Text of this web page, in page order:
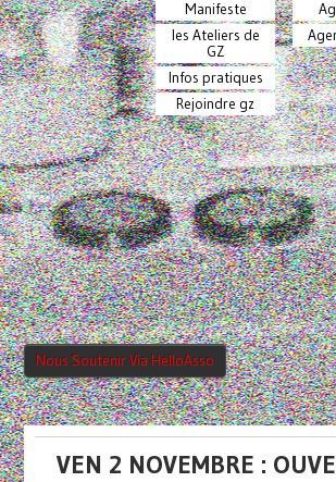
Manifeste
les Ateliers de
GZ
Infos pratiques
Rejoindre gz
Nous Soutenir Via HelloAsso
VEN 2 NOVEMBRE :